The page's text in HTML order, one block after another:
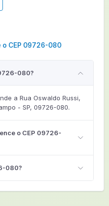
CEP 09726-080
080?
a Rua Oswaldo Russi,
- SP, 09726-080.
o CEP 09726-
080?